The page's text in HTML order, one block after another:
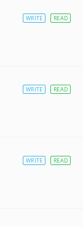
WRITE READ
WRITE READ
WRITE READ